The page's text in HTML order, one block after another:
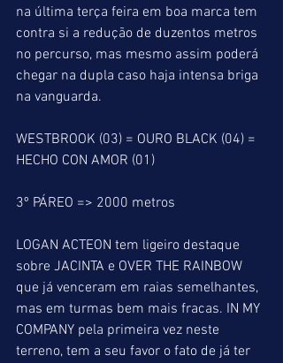
na última terça feira em boa marca tem
contra si a redução de duzentos metros
no percurso, mas mesmo assim poderá
chegar na dupla caso haja intensa briga
na vanguarda.
WESTBROOK (03) = OURO BLACK (04) =
HECHO CON AMOR (01)
3º PÁREO => 2000 metros
LOGAN ACTEON tem ligeiro destaque
sobre JACINTA e OVER THE RAINBOW
que já venceram em raias semelhantes,
mas em turmas bem mais fracas. IN MY
COMPANY pela primeira vez neste
terreno, tem a seu favor o fato de já ter